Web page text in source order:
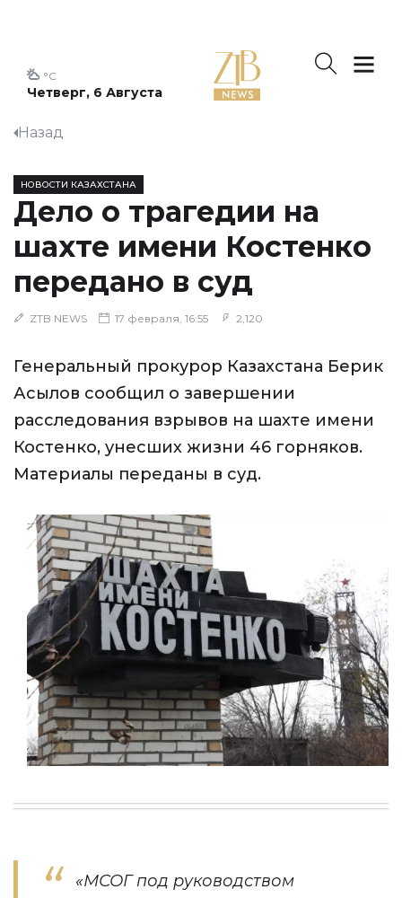
Четверг, 6 Августа
°C
Назад
НОВОСТИ КАЗАХСТАНА
Дело о трагедии на
шахте имени Костенко
передано в суд
ZTB NEWS 17 февраля, 16:55 2,120
Генеральный прокурор Казахстана Берик
Асылов сообщил о завершении
расследования взрывов на шахте имени
Костенко, унесших жизни 46 горняков.
Материалы переданы в суд.
«МСОГ под руководством